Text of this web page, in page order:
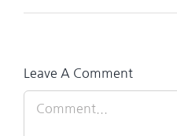
Leave A Comment